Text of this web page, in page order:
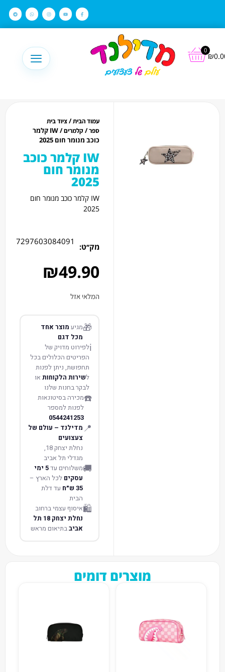
₪
0
עמוד הבית/ציוד בית
ספר/קלמרים
/ IW קלמר
כוכב מנומר חום 2025
IW קלמר כוכב
מנומר חום
2025
IW קלמר כוכב מנומר חום
2025
מק׳׳ט:
7297603084091
₪49.90
המלאי אזל
🎁מגיע מוצר אחד
מכל דגם
ℹ️לפירוט מדויק של
הפריטים הכלולים בכל
תחפושת, ניתן לפנות
לשירות הלקוחות או
לבקר בחנות שלנו
☎️מכירה בסיטונאות
לפנות למספר
0544241253
📍 מדילנד – עולם של
צעצועים
נחלת יצחק 18,
מגדלי תל אביב
🚚משלוחים עד 5 ימי
עסקים לכל הארץ –
35 ש״ח
עד דלת
הבית
🛍️איסוף עצמי ברחוב
נחלת יצחק 18 תל
אביבבתיאום מראש
מוצרים דומים